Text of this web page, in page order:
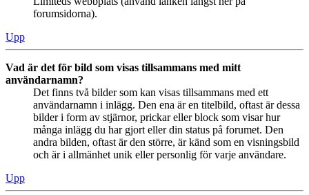
forumsidorna).
Upp
Vad är det för bild som visas tillsammans med mitt
användarnamn?
Det finns två bilder som kan visas tillsammans med ett
användarnamn i inlägg. Den ena är en titelbild, oftast är dessa
bilder i form av stjärnor, prickar eller block som visar hur
många inlägg du har gjort eller din status på forumet. Den
andra bilden, oftast är den större, är känd som en visningsbild
och är i allmänhet unik eller personlig för varje användare.
Upp